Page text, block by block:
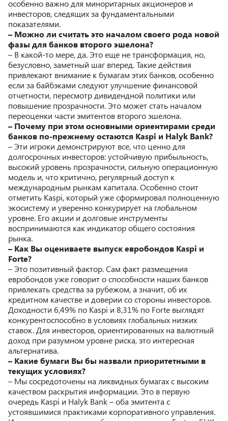
особенно важно для миноритарных акционеров и
инвесторов, следящих за фундаментальными
показателями.
– Можно ли считать это началом своего рода новой
фазы для банков второго эшелона?
– В какой-то мере, да. Это еще не трансформация, но,
безусловно, заметный шаг вперед. Такие действия
привлекают внимание к бумагам этих банков, особенно
если за байбэками следуют улучшение финансовой
отчетности, пересмотр дивидендной политики или
повышение прозрачности. Это может стать началом
переоценки части эмитентов второго эшелона.
– Почему при этом основными ориентирами среди
банков по-прежнему остаются Kaspi и Halyk Bank?
– Эти игроки демонстрируют все, что ценно для
долгосрочных инвесторов: устойчивую прибыльность,
высокий уровень прозрачности, сильную операционную
модель и, что критично, регулярный доступ к
международным рынкам капитала. Особенно стоит
отметить Kaspi, который уже сформировал полноценную
экосистему и уверенно конкурирует на глобальном
уровне. Его акции и долговые инструменты
воспринимаются как индикатор общего состояния
рынка.
– Как Вы оцениваете выпуск евробондов Kaspi и
Forte?
– Это позитивный фактор. Сам факт размещения
евробондов уже говорит о способности наших банков
привлекать средства за рубежом, а значит, об их
кредитном качестве и доверии со стороны инвесторов.
Доходности 6,49% по Kaspi и 8,31% по Forte выглядят
конкурентоспособно в условиях глобальных низких
ставок. Для инвесторов, ориентированных на валютный
доход при разумном уровне риска, это интересная
альтернатива.
– Какие бумаги Вы бы назвали приоритетными в
текущих условиях?
– Мы сосредоточены на ликвидных бумагах с высоким
качеством раскрытия информации. Это в первую
очередь Kaspi и Halyk Bank – оба эмитента с
устоявшимися практиками корпоративного управления.